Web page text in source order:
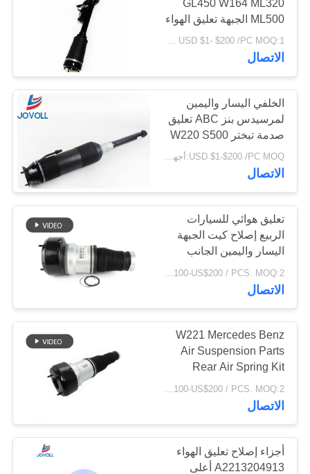
المعمل
مراقبة
الجودة
اتصل
أخبار
حالات
BLOG
خريطة
الموقع
PRIVACY
POLICY
GL450 W164 ML320
ML500 الجبهة تعليق الهواء
صدمة تبختر 164 320 60
13/164 320 58 13
USD $1- $200 /PC MOQ:1 جهاز الكمبيوتر
الاتصال
الخلفي اليسار واليمين
لمرسيدس بنز ABC تعليق
صدمة تبختر W220 S500
S55 S600 A2203209113
A2203209213
USD $1-$200 /PC MOQ:أجهزة الكمبيوتر 1
الاتصال
تعليق هوائي للسيارات
الربيع إصلاح كيت الجبهة
اليسار واليمين الجانب
لمرسيدس بنز W221
A2213204913
الاتصال
W221 Mercedes Benz
Air Suspension Parts
Rear Air Spring Kit
A2213205513
A2213205613
US$100-US$200 / PCS. MOQ:2 جهاز كمبيوتر شخصى.
الاتصال
أجزاء إصلاح تعليق الهواء
A2213204913 أعلى